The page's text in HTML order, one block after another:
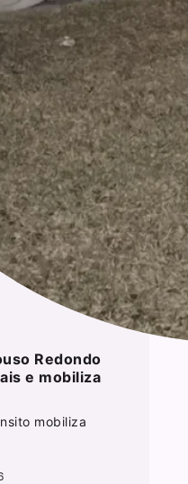
Redondo
e mobiliza
mobiliza